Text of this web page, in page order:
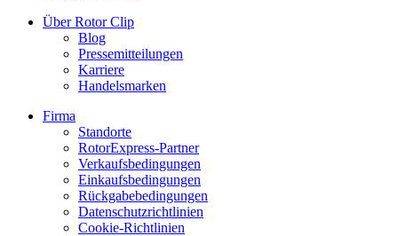
Über Rotor Clip
Blog
Pressemitteilungen
Karriere
Handelsmarken
Firma
Standorte
RotorExpress-Partner
Verkaufsbedingungen
Einkaufsbedingungen
Rückgabebedingungen
Datenschutzrichtlinien
Cookie-Richtlinien